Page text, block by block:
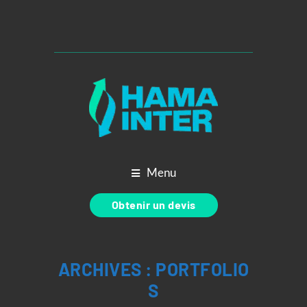
Menu
Obtenir un devis
ARCHIVES : PORTFOLIO
S